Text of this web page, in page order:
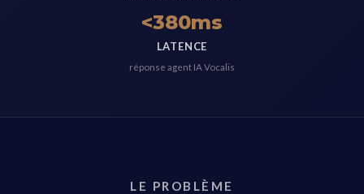
<380ms
LATENCE
réponse agent IA Vocalis
LE PROBLÈME